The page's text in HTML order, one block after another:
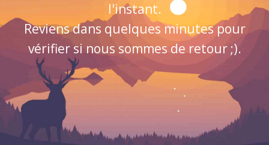
l'instant.
Reviens dans quelques minutes pour
vérifier si nous sommes de retour ;).